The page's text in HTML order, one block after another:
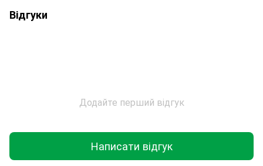
Відгуки
Додайте перший відгук
Написати відгук